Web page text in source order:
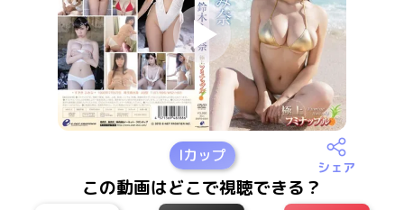
Iカップ
シェア
この動画はどこで視聴できる？